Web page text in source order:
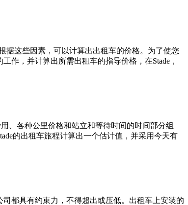
据这些因素，可以计算出出租车的价格。为了使您
作，并计算出所需出租车的指导价格，在Stade，
、各种公里价格和站立和等待时间的时间部分组
的出租车旅程计算出一个估计值，并采用今天有
都具有约束力，不得超出或压低。出租车上安装的